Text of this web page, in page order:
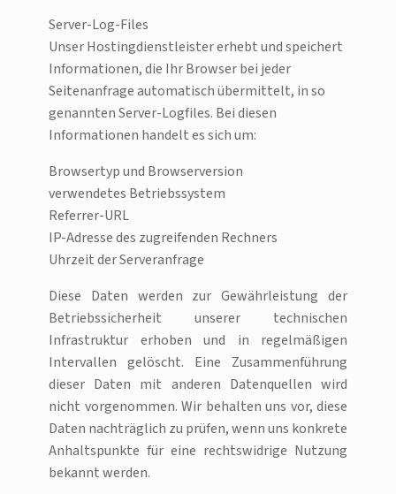
Server-Log-Files
Unser Hostingdienstleister erhebt und speichert
Informationen, die Ihr Browser bei jeder
Seitenanfrage automatisch übermittelt, in so
genannten Server-Logfiles. Bei diesen
Informationen handelt es sich um:
Browsertyp und Browserversion
verwendetes Betriebssystem
Referrer-URL
IP-Adresse des zugreifenden Rechners
Uhrzeit der Serveranfrage
Diese Daten werden zur Gewährleistung der
Betriebssicherheit unserer technischen
Infrastruktur erhoben und in regelmäßigen
Intervallen gelöscht. Eine Zusammenführung
dieser Daten mit anderen Datenquellen wird
nicht vorgenommen. Wir behalten uns vor, diese
Daten nachträglich zu prüfen, wenn uns konkrete
Anhaltspunkte für eine rechtswidrige Nutzung
bekannt werden.